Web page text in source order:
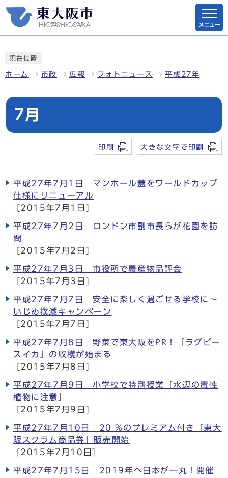
メニュー
現在位置
ホーム 市政 広報 フォトニュース 平成27年
7月
印刷 大きな文字で印刷
平成27年7月1日 マンホール蓋をワールドカップ
仕様にリニューアル
[2015年7月1日]
平成27年7月2日 ロンドン市副市長らが花園を訪
問
[2015年7月2日]
平成27年7月3日 市役所で農産物品評会
[2015年7月3日]
平成27年7月7日 安全に楽しく過ごせる学校に～
いじめ撲滅キャンペーン
[2015年7月7日]
平成27年7月8日 野菜で東大阪をPR！「ラグビー
スイカ」の収穫が始まる
[2015年7月8日]
平成27年7月9日 小学校で特別授業「水辺の毒性
植物に注意」
[2015年7月9日]
平成27年7月10日 20 %のプレミアム付き「東大
阪スクラム商品券」販売開始
[2015年7月10日]
平成27年7月15日 2019年へ日本が一丸！開催